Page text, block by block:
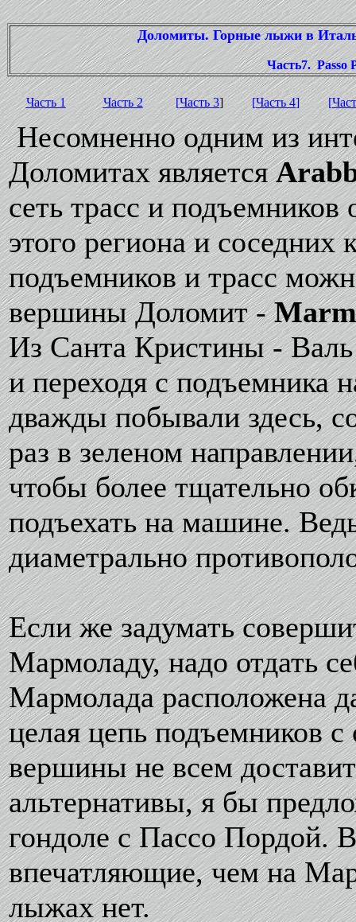
Доломиты. Горные лыжи в
Часть7.Passo
Часть 1 Часть 2 [Часть 3] [Часть 4] [
Несомненно одним из
Доломитах является
сеть трасс и подъемников
этого региона и
подъемников и трасс
вершины Доломит -
Из Санта Кристины -
и переходя с подъемника
дважды побывали здесь,
раз в зеленом
чтобы более тщательно
подъехать на машине.
диаметрально
Если же задумать
Мармоладу, надо отдать
Мармолада расположена
целая цепь подъемников
вершины не всем
альтернативы, я бы
гондоле с Пассо Пордой.
впечатляющие, чем на
лыжах нет.